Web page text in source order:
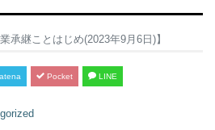
承継ことはじめ(2023年9月6日)】
Pocket LINE